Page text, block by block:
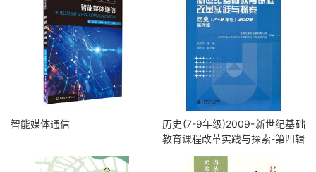
智能媒体通信
历史(7-9年级)2009-新世纪基础
教育课程改革实践与探索-第四辑